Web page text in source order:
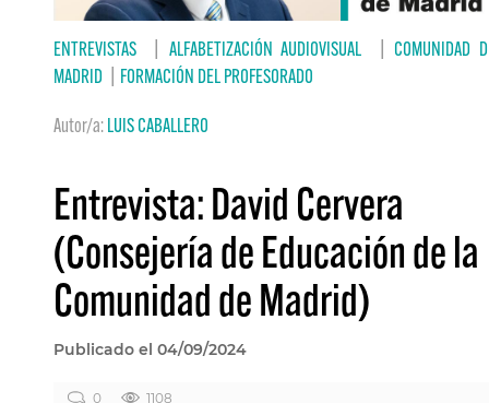
ENTREVISTAS| ALFABETIZACIÓN AUDIOVISUAL
COMUNIDAD
MADRID
FORMACIÓN DEL PROFESORADO
Autor/a: LUIS CABALLERO
Entrevista: David Cervera
(Consejería de Educación de la
Comunidad de Madrid)
Publicado el 04/09/2024
0 1108